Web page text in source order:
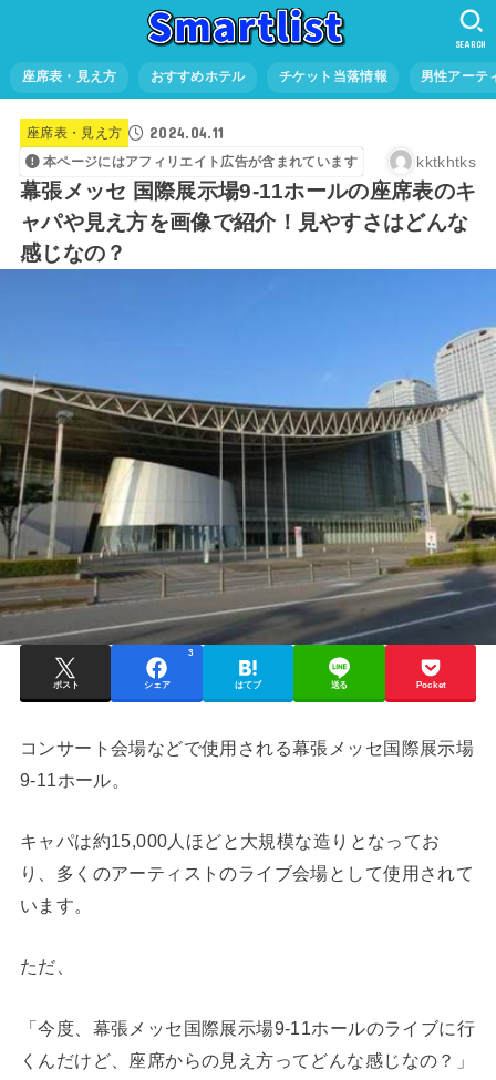
座席表・見え方 おすすめホテル チケット当落情報 男性アーテ
SEARCH
座席表・見え方 2024.04.11
本ページにはアフィリエイト広告が含まれています kktkhtks
幕張メッセ 国際展示場9-11ホールの座席表のキ
ャパや見え方を画像で紹介！見やすさはどんな
感じなの？
ポスト シェア
3
はてブ 送る Pocket
コンサート会場などで使用される幕張メッセ国際展示場
9-11ホール。
キャパは約15,000人ほどと大規模な造りとなってお
り、多くのアーティストのライブ会場として使用されて
います。
ただ、
「今度、幕張メッセ国際展示場9-11ホールのライブに行
くんだけど、座席からの見え方ってどんな感じなの？」